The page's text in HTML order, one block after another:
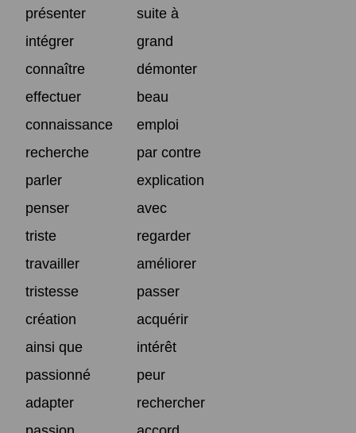
présenter
suite à
intégrer
grand
connaître
démonter
effectuer
beau
connaissance
emploi
recherche
par contre
parler
explication
penser
avec
triste
regarder
travailler
améliorer
tristesse
passer
création
acquérir
ainsi que
intérêt
passionné
peur
adapter
rechercher